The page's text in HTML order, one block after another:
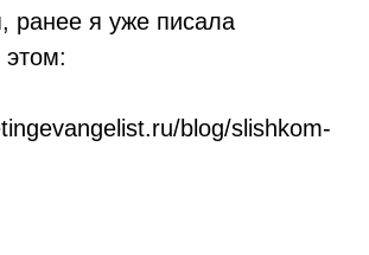
ранее я уже писала
этом:
blog/slishkom-